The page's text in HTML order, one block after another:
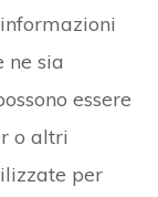
ne sia
essere
o altri
per